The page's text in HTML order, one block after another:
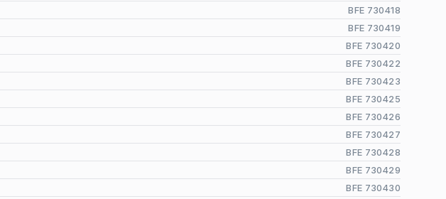
BFE 730418
BFE 730419
BFE 730420
BFE 730422
BFE 730423
BFE 730425
BFE 730426
BFE 730427
BFE 730428
BFE 730429
BFE 730430